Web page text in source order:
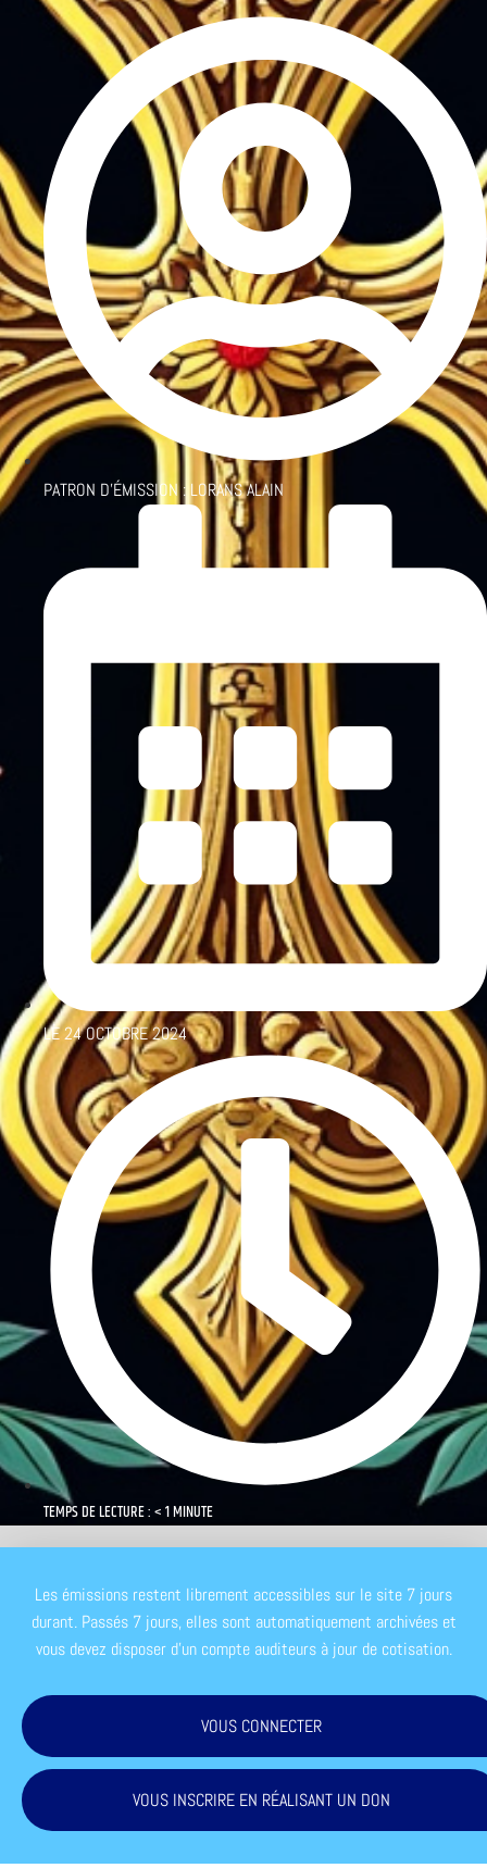
PATRON D'ÉMISSION : LORANS ALAIN
LE24 OCTOBRE 2024
TEMPS DE LECTURE : < 1 MINUTE
Les émissions restent librement accessibles sur le site 7 jours
durant. Passés 7 jours, elles sont automatiquement archivées et
vous devez disposer d'un compte auditeurs à jour de cotisation.
VOUS CONNECTER
VOUS INSCRIRE EN RÉALISANT UN DON